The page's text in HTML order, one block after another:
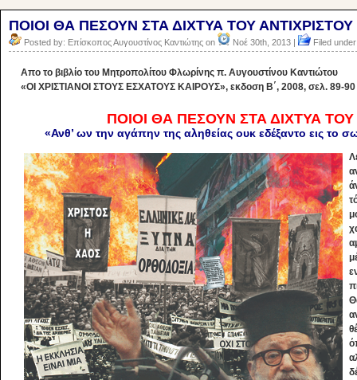
ΠΟΙΟΙ ΘΑ ΠΕΣΟΥΝ ΣΤΑ ΔΙΧΤΥΑ ΤΟΥ ΑΝΤΙΧΡΙΣΤΟΥ
Posted by: Επίσκοπος Αυγουστίνος Καντιώτης on Νοέ 30th, 2013 | Filed
Aπο το βιβλίο του Μητροπολίτου Φλωρίνης π. Αυγουστίνου Καντιώτου
«ΟΙ ΧΡΙΣΤΙΑΝΟΙ ΣΤΟΥΣ ΕΣΧΑΤΟΥΣ ΚΑΙΡΟΥΣ», εκδοση Β΄, 2008, σελ. 89-90
ΠΟΙΟΙ ΘΑ ΠΕΣΟΥΝ ΣΤΑ ΔΙΧΤΥΑ ΤΟΥ
«Ανθ’ ων την αγάπην της αληθείας ουκ εδέξαντο εις το